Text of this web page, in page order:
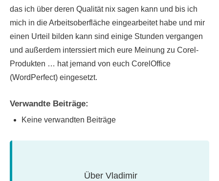
das ich über deren Qualität nix sagen kann und bis ich
mich in die Arbeitsoberfläche eingearbeitet habe und mir
einen Urteil bilden kann sind einige Stunden vergangen
und außerdem interssiert mich eure Meinung zu Corel-
Produkten … hat jemand von euch CorelOffice
(WordPerfect) eingesetzt.
Verwandte Beiträge:
Keine verwandten Beiträge
Über Vladimir